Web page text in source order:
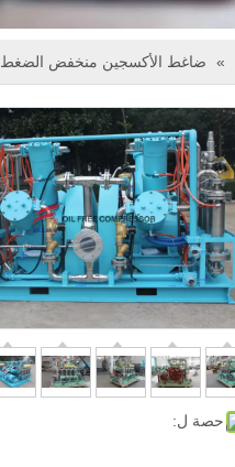
» ضاغط الأكسجين منخفض الضغط
حصة ل: